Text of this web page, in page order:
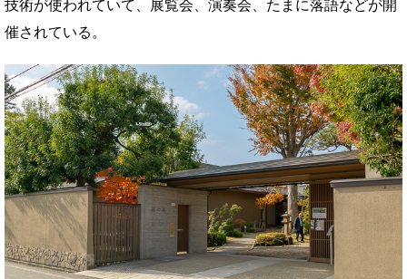
技術が使われていて、展覧会、演奏会、たまに落語などが開
催されている。